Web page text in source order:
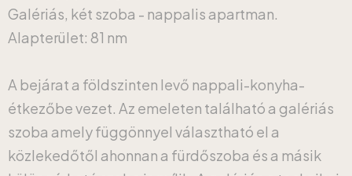
Galériás, két szoba - nappalis apartman.
Alapterület: 81 nm
A bejárat a földszinten levő nappali-konyha-
étkezőbe vezet. Az emeleten található a galériás
szoba amely függönnyel választható el a
közlekedőtől ahonnan a fürdőszoba és a másik